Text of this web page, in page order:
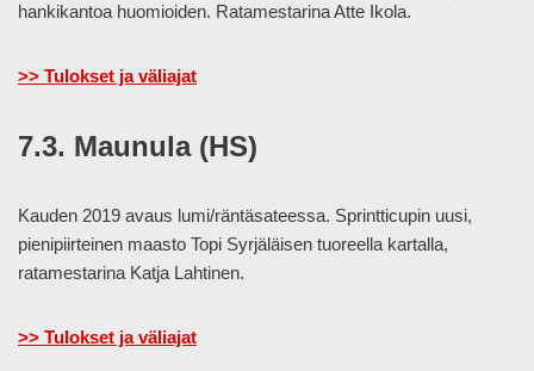
hankikantoa huomioiden. Ratamestarina Atte Ikola.
>> Tulokset ja väliajat
7.3. Maunula (HS)
Kauden 2019 avaus lumi/räntäsateessa. Sprintticupin uusi,
pienipiirteinen maasto Topi Syrjäläisen tuoreella kartalla,
ratamestarina Katja Lahtinen.
>> Tulokset ja väliajat